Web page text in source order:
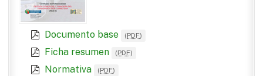
Documento base (PDF)
Ficha resumen (PDF)
Normativa (PDF)